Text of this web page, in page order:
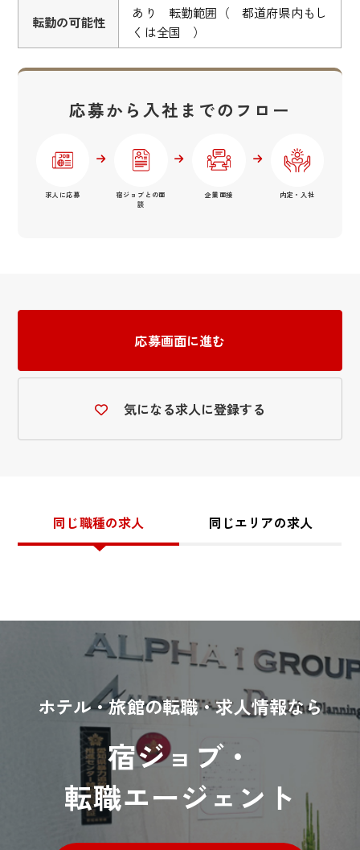
転勤の可能性
あり 転勤範囲（ 都道府県内もし
くは全国 ）
応募から入社までのフロー
求人に応募
宿ジョブとの面
談
企業面接 内定・入社
応募画面に進む
気になる求人に登録する
同じ職種の求人 同じエリアの求人
ホテル・旅館の転職・求人情報なら
宿ジョブ・
転職エージェント